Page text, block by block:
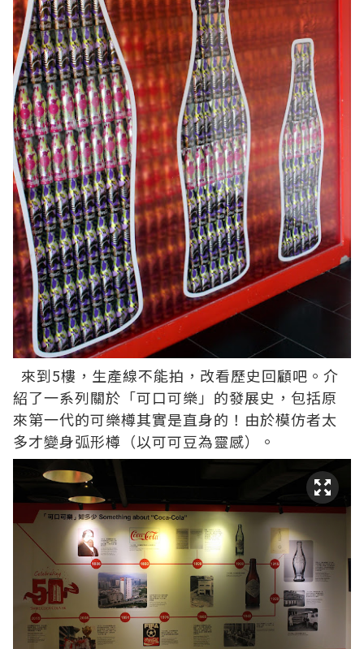
來到5樓，生產線不能拍，改看歷史回顧吧。介
紹了一系列關於「可口可樂」的發展史，包括原
來第一代的可樂樽其實是直身的！由於模仿者太
多才變身弧形樽（以可可豆為靈感）。